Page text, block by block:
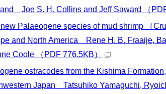
Joe S. H. Collins and Jeff Saward
（
Palaeogene species of mud shrimp （
and North America Rene H. B. Fraaije,
Coole （PDF 776.5KB）
ostracodes from the Kishima
Japan Tatsuhiko Yamaguchi,